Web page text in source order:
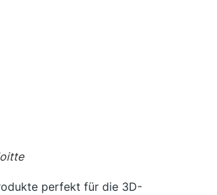
perfekt für die 3D-